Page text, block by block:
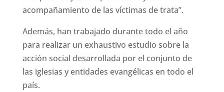
acompañamiento de las víctimas de trata”.
Además, han trabajado durante todo el año
para realizar un exhaustivo estudio sobre la
acción social desarrollada por el conjunto de
las iglesias y entidades evangélicas en todo el
país.